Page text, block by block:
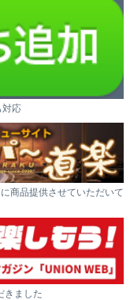
応
商品提供させていただいて
きました